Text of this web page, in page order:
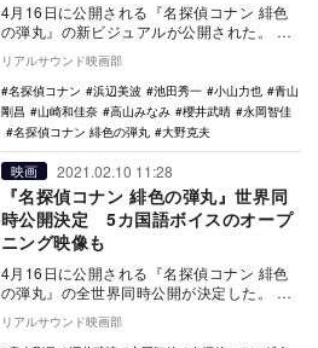
4月16日に公開される『名探偵コナン 緋色
の弾丸』の新ビジュアルが公開された。
2019年4月に公開された劇場版23作目…
リアルサウンド映画部
名探偵コナン
浜辺美波 池田秀一 小山力也
青山
剛昌
山崎和佳奈 高山みなみ 櫻井武晴
永岡智佳
名探偵コナン 緋色の弾丸
大野克夫
映画 2021.02.10 11:28
『名探偵コナン 緋色の弾丸』世界同
時公開決定 5カ国語ボイスのオープ
ニング映像も
4月16日に公開される『名探偵コナン 緋色
の弾丸』の全世界同時公開が決定した。
2019年4月に公開された劇場版23作目
『名…
リアルサウンド映画部